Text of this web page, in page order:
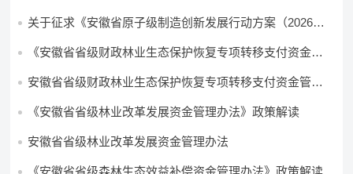
关于征求《安徽省原子级制造创新发展行动方案（2026—
《安徽省省级财政林业生态保护恢复专项转移支付资金管
安徽省省级财政林业生态保护恢复专项转移支付资金管理
《安徽省省级林业改革发展资金管理办法》政策解读
安徽省省级林业改革发展资金管理办法
《安徽省省级森林生态效益补偿资金管理办法》政策解读